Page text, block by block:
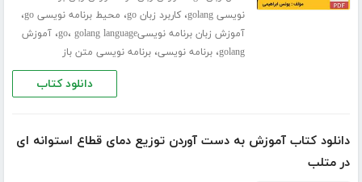
نویسی golang
،کاربرد زبان go ، محیط برنامه نویسی go ،
آموزش زبان برنامه نویسیgo ، golang language ،آموزش
golang،برنامه نویسی،برنامه نویسی متن باز
دانلود کتاب
دانلود کتاب آموزش به دست آوردن توزیع دمای قطاع استوانه ای
در متلب